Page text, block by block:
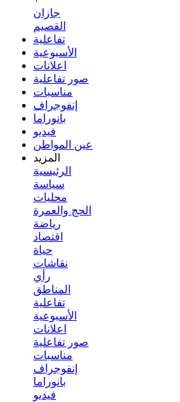
جازان
القصيم
تفاعلية
الأسبوعية
اعلانات
صور تفاعلية
مناسبات
إنفوجراف
بانوراما
فيديو
عين المواطن
المزيد
الرئيسية
سياسة
محليات
الحج والعمرة
رياضة
اقتصاد
حياة
نقاشات
رأي
المناطق
تفاعلية
الأسبوعية
اعلانات
صور تفاعلية
مناسبات
إنفوجراف
بانوراما
فيديو